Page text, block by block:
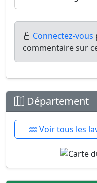
Connectez-vous
commentaire sur
Département
Voir tous les